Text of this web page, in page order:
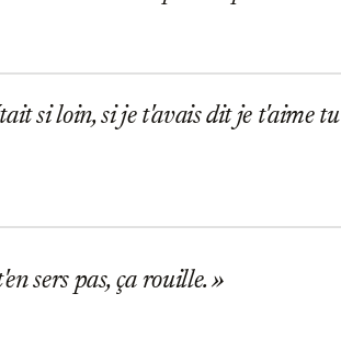
si loin, si je t'avais dit je t'aime tu
sers pas, ça rouille.